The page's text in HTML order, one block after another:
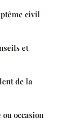
civil
et
de la
occasion